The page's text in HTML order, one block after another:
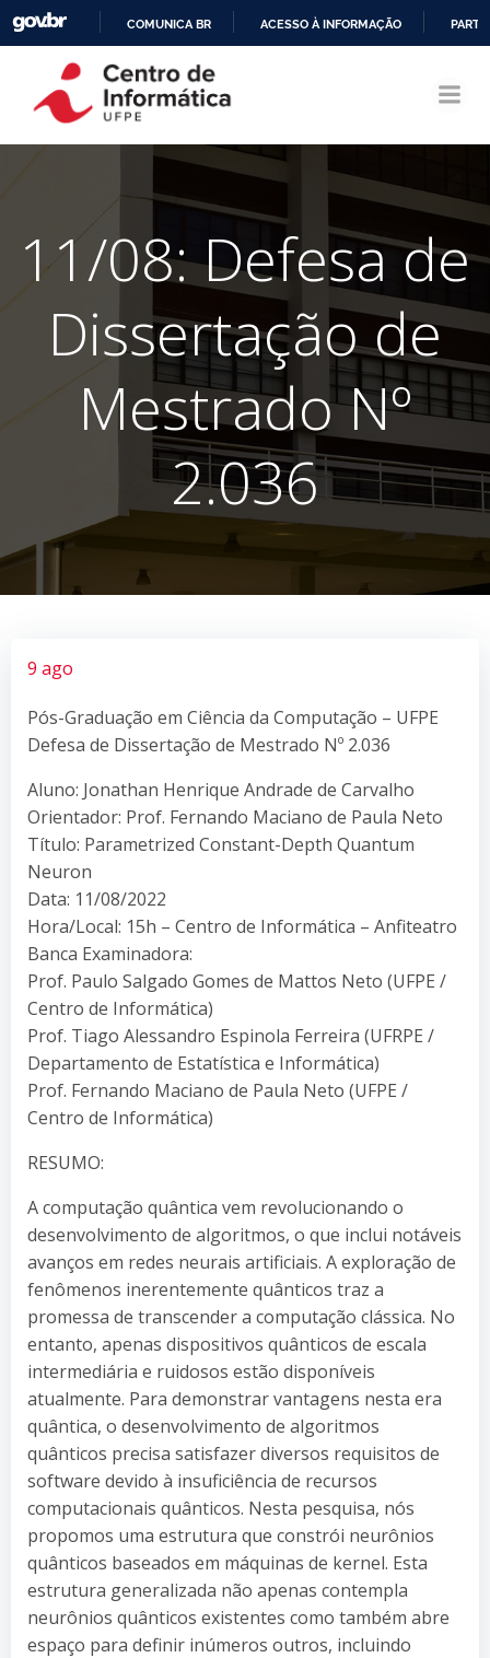
CONTEÚDO
COMUNICA BR ACESSO À INFORMAÇÃO
11/08: Defesa de
Dissertação de
Mestrado Nº
2.036
9 ago
Pós-Graduação em Ciência da Computação – UFPE
Defesa de Dissertação de Mestrado Nº 2.036
Aluno: Jonathan Henrique Andrade de Carvalho
Orientador: Prof. Fernando Maciano de Paula Neto
Título: Parametrized Constant-Depth Quantum
Neuron
Data: 11/08/2022
Hora/Local: 15h – Centro de Informática – Anfiteatro
Banca Examinadora:
Prof. Paulo Salgado Gomes de Mattos Neto (UFPE /
Centro de Informática)
Prof. Tiago Alessandro Espinola Ferreira (UFRPE /
Departamento de Estatística e Informática)
Prof. Fernando Maciano de Paula Neto (UFPE /
Centro de Informática)
RESUMO:
A computação quântica vem revolucionando o
desenvolvimento de algoritmos, o que inclui notáveis
avanços em redes neurais artificiais. A exploração de
fenômenos inerentemente quânticos traz a
promessa de transcender a computação clássica. No
entanto, apenas dispositivos quânticos de escala
intermediária e ruidosos estão disponíveis
atualmente. Para demonstrar vantagens nesta era
quântica, o desenvolvimento de algoritmos
quânticos precisa satisfazer diversos requisitos de
software devido à insuficiência de recursos
computacionais quânticos. Nesta pesquisa, nós
propomos uma estrutura que constrói neurônios
quânticos baseados em máquinas de kernel. Esta
estrutura generalizada não apenas contempla
neurônios quânticos existentes como também abre
espaço para definir inúmeros outros, incluindo